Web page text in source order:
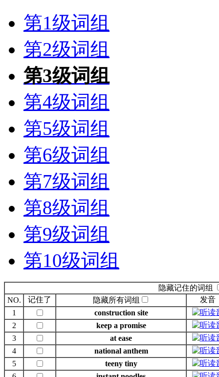
第1级词组
第2级词组
第3级词组
第4级词组
第5级词组
第6级词组
第7级词组
第8级词组
第9级词组
第10级词组
隐藏记住的词组
NO.
记住了 隐藏所有词组
发音
1
construction site
2
keep a promise
3
at ease
4
national anthem
5
teeny tiny